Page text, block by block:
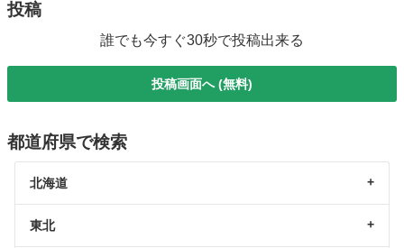
投稿
誰でも今すぐ30秒で投稿出来る
投稿画面へ (無料)
都道府県で検索
北海道
東北